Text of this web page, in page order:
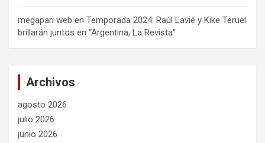
megapari web en Temporada 2024: Raúl Lavié y Kike Teruel
brillarán juntos en “Argentina, La Revista”
Archivos
agosto 2026
julio 2026
junio 2026